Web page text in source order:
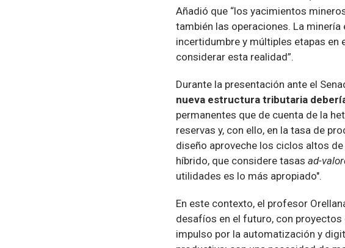
Añadió que “los yacimientos
también las operaciones. La minería
incertidumbre y múltiples etapas en
considerar esta realidad”.
Durante la presentación ante el
nueva estructura tributaria
permanentes que de cuenta de la
reservas y, con ello, en la tasa de
diseño aproveche los ciclos altos
híbrido, que considere tasas ad-
utilidades es lo más apropiado".
En este contexto, el profesor
desafíos en el futuro, con
impulso por la automatización y